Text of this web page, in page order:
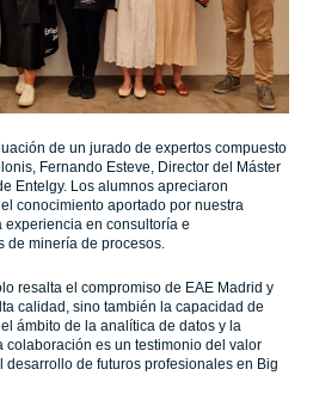
de un jurado de expertos compuesto
Fernando Esteve, Director del Máster
Entelgy. Los alumnos apreciaron
conocimiento aportado por nuestra
en consultoría e
de minería de procesos.
resalta el compromiso de EAE Madrid y
calidad, sino también la capacidad de
ámbito de la analítica de datos y la
colaboración es un testimonio del valor
desarrollo de futuros profesionales en Big